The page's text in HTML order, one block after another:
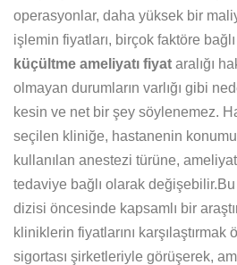
operasyonlar, daha yüksek bir
işlemin fiyatları, birçok faktöre
küçültme ameliyatı fiyat aralığı
olmayan durumların varlığı gibi
kesin ve net bir şey söylenemez.
seçilen kliniğe, hastanenin
kullanılan anestezi türüne,
tedaviye bağlı olarak
dizisi öncesinde kapsamlı bir
kliniklerin fiyatlarını karşılaştırmak
sigortası şirketleriyle görüşerek,